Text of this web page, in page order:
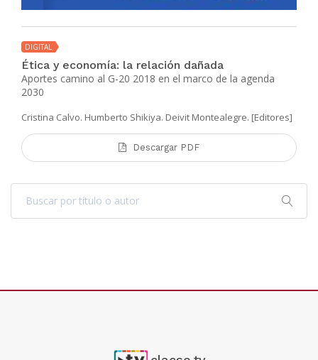
DIGITAL
Ética y economía: la relación dañada
Aportes camino al G-20 2018 en el marco de la agenda
2030
Cristina Calvo. Humberto Shikiya. Deivit Montealegre. [Editores]
Descargar PDF